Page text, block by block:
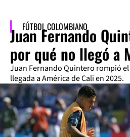
FÚTBOL COLOMBIANO
Juan Fernando
por qué no llegó a
Juan Fernando Quintero rompió
llegada a América de Cali en 2025.